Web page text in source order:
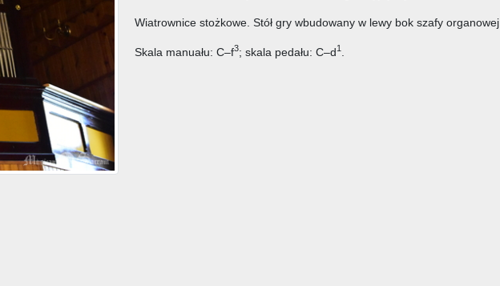
Wiatrownice stożkowe. Stół gry wbudowany w lewy bok szafy organowej.
Skala manuału: C–f3; skala pedału: C–d1